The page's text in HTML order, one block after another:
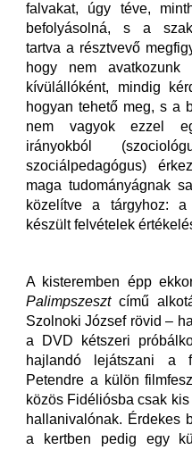
falvakat, úgy téve,
befolyásolná, s a
tartva a résztvevő
hogy nem avatkozunk
kívülállóként, mindig
hogyan tehető meg, s a
nem vagyok ezzel
irányokból
szociálpedagógus)
maga tudományágnak
közelítve a tárgyhoz:
készült felvételek
A kisteremben épp
Palimpszesztcímű
Szolnoki József rövid –
a DVD kétszeri
hajlandó lejátszani a
Petendre a külön
közös Fidéliósba csak
hallanivalónak. Érdekes
a kertben pedig egy